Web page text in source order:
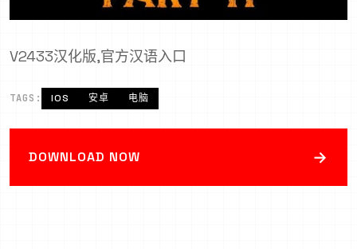
V2433汉化版,官方汉语入口
TAGS: IOS 安卓 电脑
DOWNLOAD NOW →